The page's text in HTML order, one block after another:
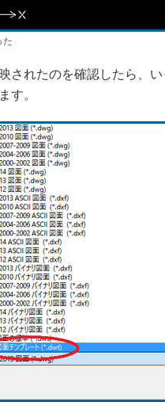
た
されたのを確認したら、
す。